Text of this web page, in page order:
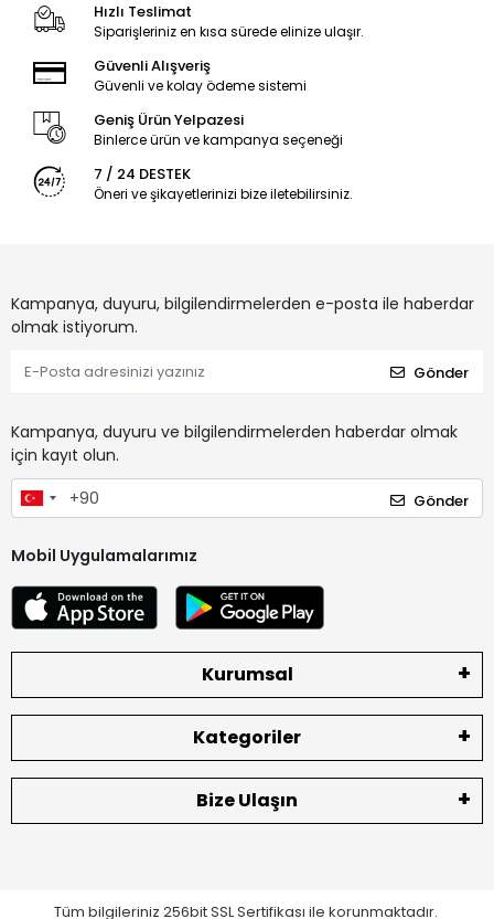
Hızlı Teslimat
Siparişleriniz en kısa sürede elinize ulaşır.
Güvenli Alışveriş
Güvenli ve kolay ödeme sistemi
Geniş Ürün Yelpazesi
Binlerce ürün ve kampanya seçeneği
7 / 24 DESTEK
Öneri ve şikayetlerinizi bize iletebilirsiniz.
Kampanya, duyuru, bilgilendirmelerden e-posta ile haberdar
olmak istiyorum.
Gönder
Kampanya, duyuru ve bilgilendirmelerden haberdar olmak
için kayıt olun.
Gönder
Mobil Uygulamalarımız
Kurumsal
Kategoriler
Bize Ulaşın
Tüm bilgileriniz 256bit SSL Sertifikası ile korunmaktadır.